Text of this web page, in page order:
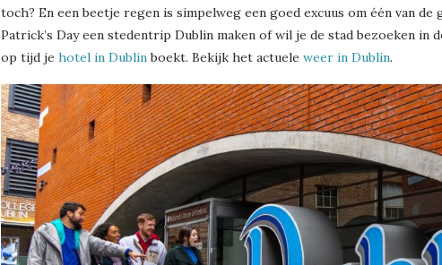
toch? En een beetje regen is simpelweg een goed excuus om één van
Patrick’s Day een stedentrip Dublin maken of wil je de stad bezoeken
op tijd je hotel in Dublinboekt. Bekijk het actuele weer in Dublin.